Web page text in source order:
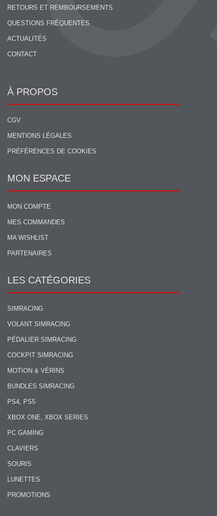
RETOURS ET REMBOURSEMENTS
QUESTIONS FRÉQUENTES
ACTUALITÉS
CONTACT
À PROPOS
CGV
MENTIONS LÉGALES
PRÉFÉRENCES DE COOKIES
MON ESPACE
MON COMPTE
MES COMMANDES
MA WISHLIST
PARTENAIRES
LES CATÉGORIES
SIMRACING
VOLANT SIMRACING
PÉDALIER SIMRACING
COCKPIT SIMRACING
MOTION & VÉRINS
BUNDLES SIMRACING
PS4, PS5
XBOX ONE, XBOX SERIES
PC GAMING
CLAVIERS
SOURIS
LUNETTES
PROMOTIONS